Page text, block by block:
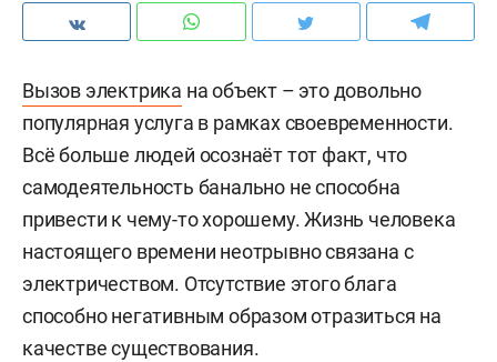
Вызов электрика на объект – это довольно
популярная услуга в рамках своевременности.
Всё больше людей осознаёт тот факт, что
самодеятельность банально не способна
привести к чему-то хорошему. Жизнь человека
настоящего времени неотрывно связана с
электричеством. Отсутствие этого блага
способно негативным образом отразиться на
качестве существования.